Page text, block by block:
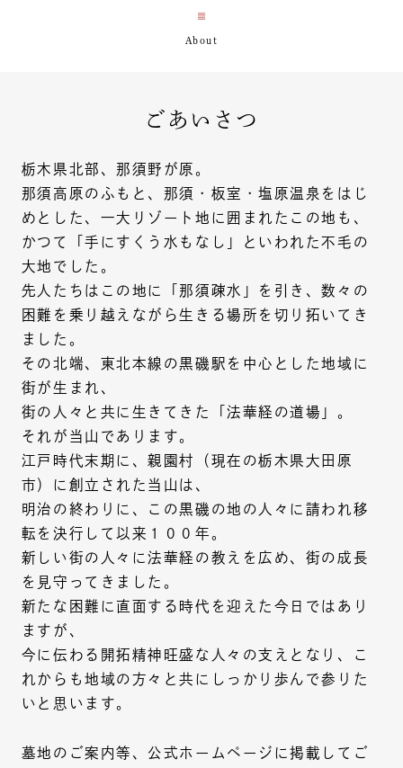
ごあいさつ
栃木県北部、那須野が原。
那須高原のふもと、那須・板室・塩原温泉をはじ
めとした、一大リゾート地に囲まれたこの地も、
かつて「手にすくう水もなし」といわれた不毛の
大地でした。
先人たちはこの地に「那須疎水」を引き、数々の
困難を乗り越えながら生きる場所を切り拓いてき
ました。
その北端、東北本線の黒磯駅を中心とした地域に
街が生まれ、
街の人々と共に生きてきた「法華経の道場」。
それが当山であります。
江戸時代末期に、親園村（現在の栃木県大田原
市）に創立された当山は、
明治の終わりに、この黒磯の地の人々に請われ移
転を決行して以来１００年。
新しい街の人々に法華経の教えを広め、街の成長
を見守ってきました。
新たな困難に直面する時代を迎えた今日ではあり
ますが、
今に伝わる開拓精神旺盛な人々の支えとなり、こ
れからも地域の方々と共にしっかり歩んで参りた
いと思います。
墓地のご案内等、公式ホームページに掲載してご